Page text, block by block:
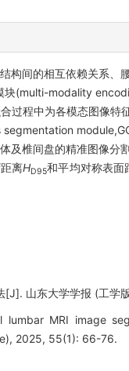
间的相互依赖关系、
块(multi-modality
程中为各模态图像特
椎间盘的精准图像分
离HD95和平均对称表面
[J]. 山东大学学报 (工
lumbar MRI image
2025, 55(1): 66-76.